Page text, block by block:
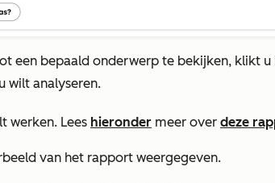
een bepaald onderwerp te bekijken, klikt u
wilt analyseren.
werken. Lees hieronder meer over deze
van het rapport weergegeven.